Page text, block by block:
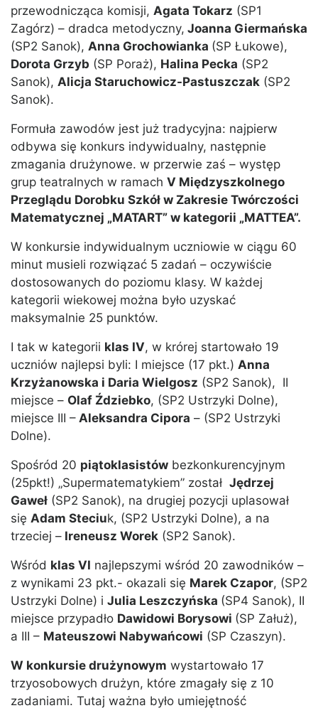
przewodnicząca komisji, Agata Tokarz (SP1
Zagórz) – dradca metodyczny, Joanna Giermańska
(SP2 Sanok), Anna Grochowianka (SP Łukowe),
Dorota Grzyb (SP Poraż), Halina Pecka (SP2
Sanok), Alicja Staruchowicz-Pastuszczak (SP2
Sanok).
Formuła zawodów jest już tradycyjna: najpierw
odbywa się konkurs indywidualny, następnie
zmagania drużynowe. w przerwie zaś – występ
grup teatralnych w ramach V Międzyszkolnego
Przeglądu Dorobku Szkół w Zakresie Twórczości
Matematycznej „MATART” w kategorii „MATTEA”.
W konkursie indywidualnym uczniowie w ciągu 60
minut musieli rozwiązać 5 zadań – oczywiście
dostosowanych do poziomu klasy. W każdej
kategorii wiekowej można było uzyskać
maksymalnie 25 punktów.
I tak w kategorii klas IV, w krórej startowało 19
uczniów najlepsi byli: I miejsce (17 pkt.) Anna
Krzyżanowska i Daria Wielgosz (SP2 Sanok), II
miejsce – Olaf Ździebko, (SP2 Ustrzyki Dolne),
miejsce III – Aleksandra Cipora – (SP2 Ustrzyki
Dolne).
Spośród 20 piątoklasistów bezkonkurencyjnym
(25pkt!) „Supermatematykiem” został Jędrzej
Gaweł (SP2 Sanok), na drugiej pozycji uplasował
się Adam Steciuk, (SP2 Ustrzyki Dolne), a na
trzeciej – Ireneusz Worek (SP2 Sanok).
Wśród klas VI najlepszymi wśród 20 zawodników –
z wynikami 23 pkt.- okazali się Marek Czapor, (SP2
Ustrzyki Dolne) i Julia Leszczyńska (SP4 Sanok), II
miejsce przypadło Dawidowi Borysowi (SP Załuż),
a III – Mateuszowi Nabywańcowi (SP Czaszyn).
W konkursie drużynowym wystartowało 17
trzyosobowych drużyn, które zmagały się z 10
zadaniami. Tutaj ważna było umiejętność